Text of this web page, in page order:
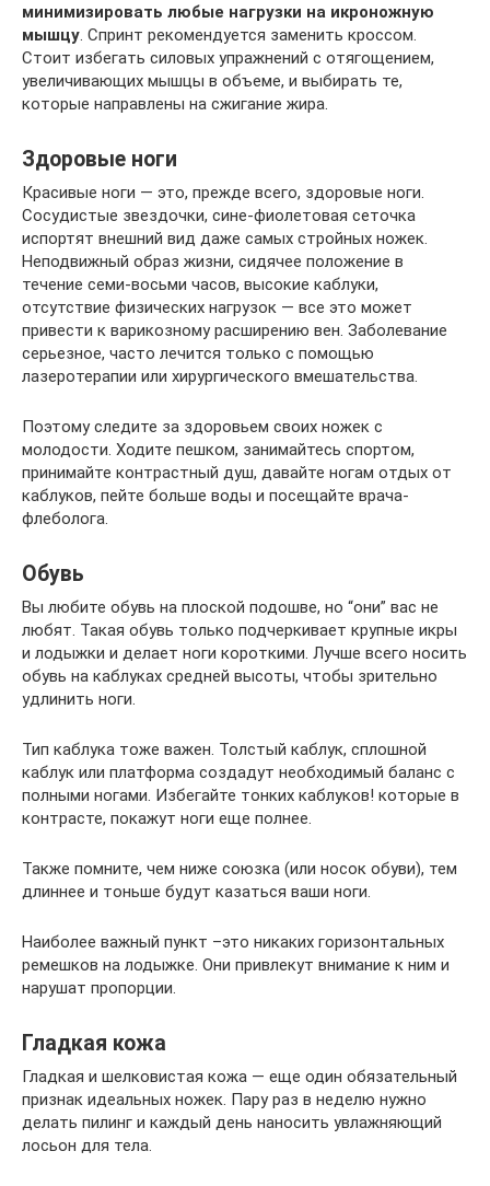
минимизировать любые нагрузки на икроножную
мышцу . Спринт рекомендуется заменить кроссом.
Стоит избегать силовых упражнений с отягощением,
увеличивающих мышцы в объеме, и выбирать те,
которые направлены на сжигание жира.
Здоровые ноги
Красивые ноги — это, прежде всего, здоровые ноги.
Сосудистые звездочки, сине-фиолетовая сеточка
испортят внешний вид даже самых стройных ножек.
Неподвижный образ жизни, сидячее положение в
течение семи-восьми часов, высокие каблуки,
отсутствие физических нагрузок — все это может
привести к варикозному расширению вен. Заболевание
серьезное, часто лечится только с помощью
лазеротерапии или хирургического вмешательства.
Поэтому следите за здоровьем своих ножек с
молодости. Ходите пешком, занимайтесь спортом,
принимайте контрастный душ, давайте ногам отдых от
каблуков, пейте больше воды и посещайте врача-
флеболога.
Обувь
Вы любите обувь на плоской подошве, но “они” вас не
любят. Такая обувь только подчеркивает крупные икры
и лодыжки и делает ноги короткими. Лучше всего носить
обувь на каблуках средней высоты, чтобы зрительно
удлинить ноги.
Тип каблука тоже важен. Толстый каблук, сплошной
каблук или платформа создадут необходимый баланс с
полными ногами. Избегайте тонких каблуков! которые в
контрасте, покажут ноги еще полнее.
Также помните, чем ниже союзка (или носок обуви), тем
длиннее и тоньше будут казаться ваши ноги.
Наиболее важный пункт –это никаких горизонтальных
ремешков на лодыжке. Они привлекут внимание к ним и
нарушат пропорции.
Гладкая кожа
Гладкая и шелковистая кожа — еще один обязательный
признак идеальных ножек. Пару раз в неделю нужно
делать пилинг и каждый день наносить увлажняющий
лосьон для тела.